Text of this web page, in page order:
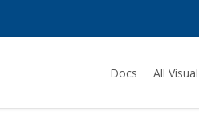
Docs All